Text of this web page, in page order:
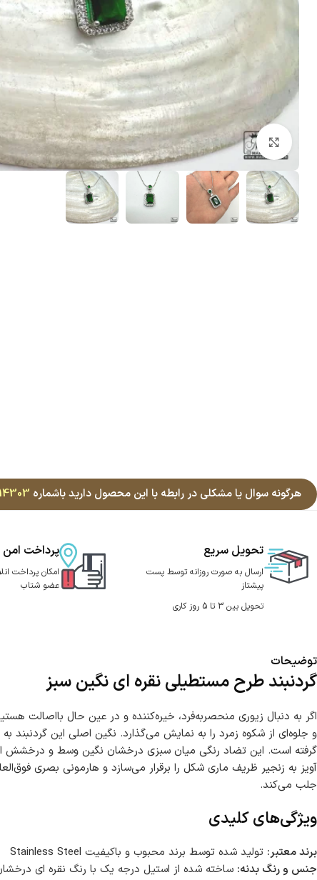
بزرگنمایی تصویر
هرگونه سوال یا مشکلی در رابطه با این محصول دارید باشماره
تحویل سریع
ارسال به صورت روزانه توسط پست
پیشتاز
تحویل بین 3 تا 5 روز کاری
پرداخت امن
امکان پرداخت
عضو شتاب
توضیحات
گردنبند طرح مستطیلی نقره ای نگین سبز
اگر به دنبال زیوری منحصربه‌فرد، خیره‌کننده و در عین حال بااصالت
و جلوه‌ای از شکوه زمرد را به نمایش می‌گذارد. نگین اصلی این
گرفته است. این تضاد رنگی میان سبزی درخشان نگین وسط و درخشش
آویز به زنجیر ظریف ماری شکل را برقرار می‌سازد و هارمونی بصری
جلب می‌کند.
ویژگی‌های کلیدی
برند معتبر: تولید شده توسط برند محبوب و باکیفیت Stainless Steel
جنس و رنگ بدنه: ساخته شده از استیل درجه یک با رنگ نقره ای